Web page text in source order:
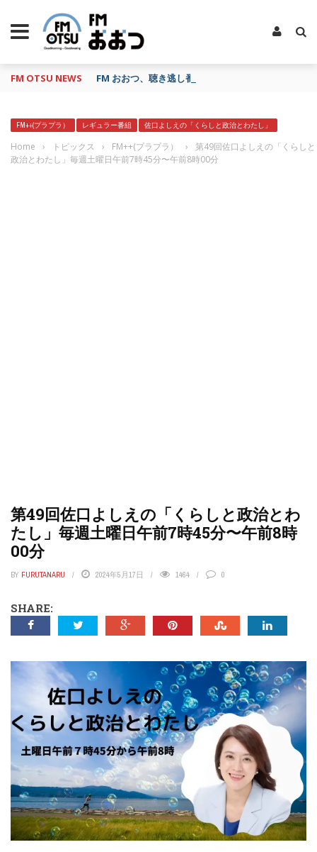
FM OTSU NEWS FM おおつ、聴き逃し番組配信サービス「shelfs」
FM++(プラプラ） レギュラー番組 佐口よしえの「くらしと政治とわたし」
Home › トピックス › FM++(プラプラ） ›
第49回佐口よしえの「くらしと
政治とわたし」毎週土曜日午前7時45分〜午前8時00分
第49回佐口よしえの「くらしと政治とわ
たし」毎週土曜日午前7時45分〜午前8時
00分
BY FURUTANARU 2024年5月17日 1464 0
SHARE: